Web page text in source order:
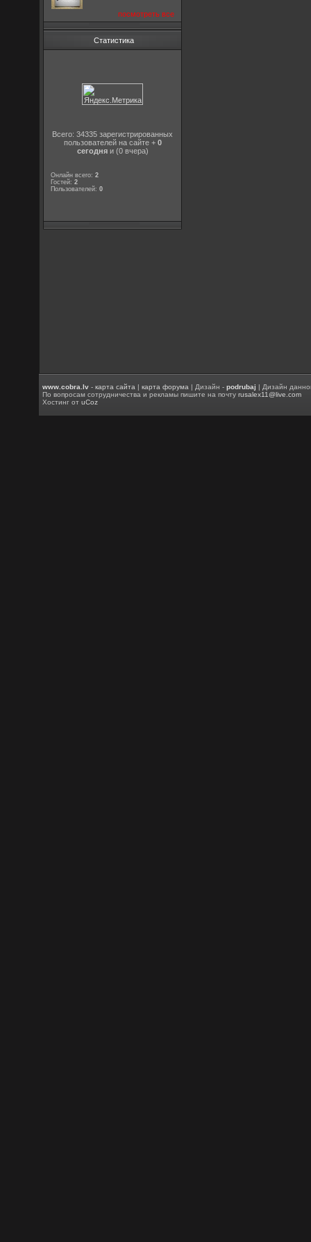
посмотреть все
Статистика
Всего: 34335 зарегистрированных
пользователей на сайте + 0
сегодняи (0 вчера)
Онлайн всего:2
Гостей:2
Пользователей:0
www.cobra.lv -карта сайта |карта форума | Дизайн -podrubaj | Дизайн
По вопросам сотрудничества и рекламы пишите на почтуrusalex11@live.com
Хостинг отuCoz